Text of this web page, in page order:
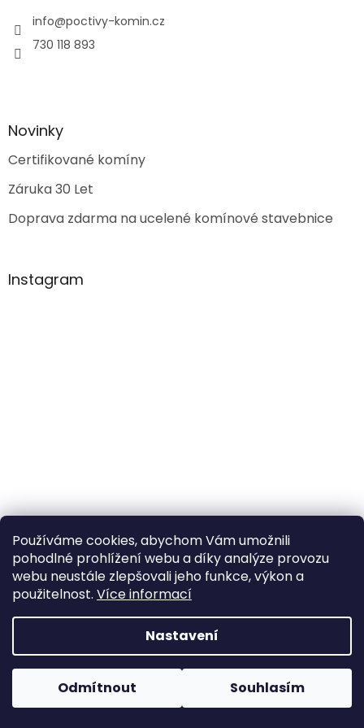
Používáme cookies, abychom Vám umožnili
pohodlné prohlížení webu a díky analýze provozu
webu neustále zlepšovali jeho funkce, výkon a
použitelnost. Více informací
Nastavení
Odmítnout Souhlasím
info@poctivy-komin.cz
730 118 893
Novinky
Certifikované komíny
Záruka 30 Let
Doprava zdarma na ucelené komínové stavebnice
Instagram
Sledovat na Instagramu
Vytvořil Shoptet
Copyright 2026Poctivý komín. Všechna práva
vyhrazena.
Upravit nastavení cookies